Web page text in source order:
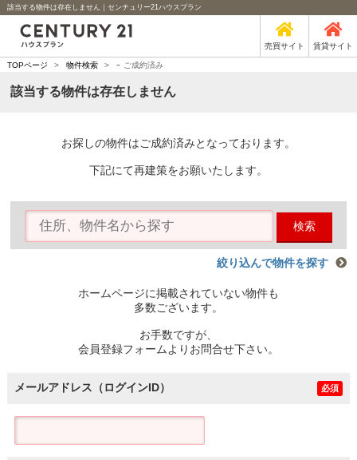
該当する物件は存在しません｜センチュリー21ハウスプラン
売買サイト 賃貸サイト
TOPページ > 物件検索 > - ご成約済み
該当する物件は存在しません
お探しの物件はご成約済みとなっております。
下記にて再建策をお願いたします。
検索
絞り込んで物件を探す
ホームページに掲載されていない物件も
多数ございます。
お手数ですが、
会員登録フォームよりお問合せ下さい。
メールアドレス（ログインID） 必須